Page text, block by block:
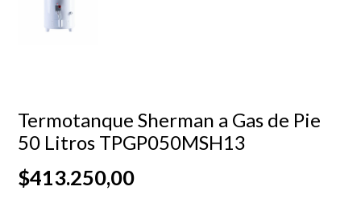
Termotanque Sherman a Gas de Pie
50 Litros TPGP050MSH13
$413.250,00